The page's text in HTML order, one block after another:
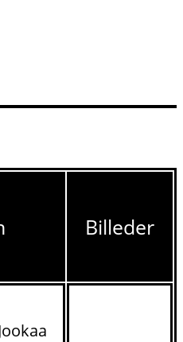
Billeder